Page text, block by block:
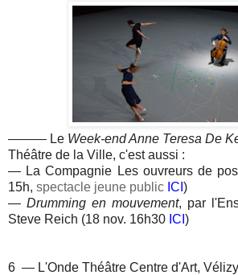
——— Le Week-end Anne Teresa De
Théâtre de la Ville, c'est aussi :
— La Compagnie Les ouvreurs de
15h, spectacle jeune public ICI )
— Drumming en mouvement, par
Steve Reich (18 nov. 16h30 ICI )
6 — L'Onde Théâtre Centre d'Art,